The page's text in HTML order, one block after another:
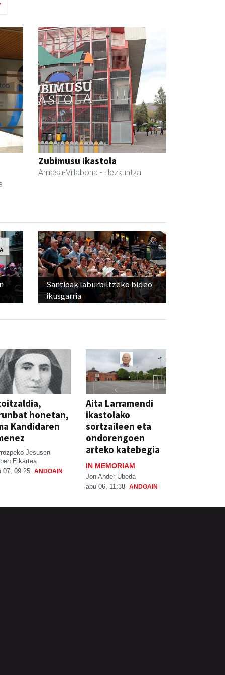
Zubimusu Ikastola
Amasa-Villabona - Hezkuntza
Santioak laburbiltzeko bideo
ikusgarria
honetan,
Kandidaren
Jesusen
Elkartea
07, 09:25 ANDOAIN
Aita Larramendi
ikastolako
sortzaileen eta
ondorengoen
arteko katebegia
IN MEMORIAM
Jon Ander Ubeda
abu 06, 11:38 ANDOAIN